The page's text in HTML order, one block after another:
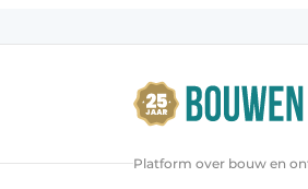
Algemene
Platform over bouw en